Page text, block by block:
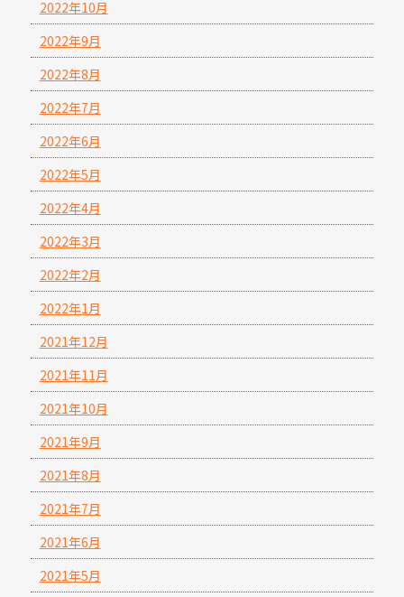
2022年10月
2022年9月
2022年8月
2022年7月
2022年6月
2022年5月
2022年4月
2022年3月
2022年2月
2022年1月
2021年12月
2021年11月
2021年10月
2021年9月
2021年8月
2021年7月
2021年6月
2021年5月